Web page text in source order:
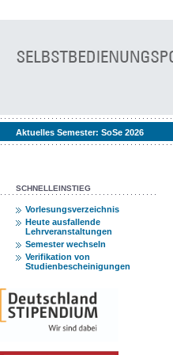
Aktuelles Semester: SoSe 2026
SCHNELLEINSTIEG
Vorlesungsverzeichnis
Heute ausfallende
Lehrveranstaltungen
Semester wechseln
Verifikation von
Studienbescheinigungen